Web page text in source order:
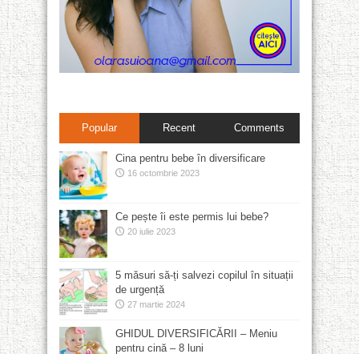
Popular Recent Comments
Cina pentru bebe în diversificare
16 octombrie 2023
Ce pește îi este permis lui bebe?
20 iulie 2023
5 măsuri să-ți salvezi copilul în situații
de urgență
27 martie 2024
GHIDUL DIVERSIFICĂRII – Meniu
pentru cină – 8 luni